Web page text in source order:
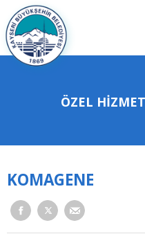
ÖZEL
KOMAGENE